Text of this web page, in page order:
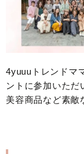
4yuuuトレンドマ
ントに参加いただ
美容商品など素敵